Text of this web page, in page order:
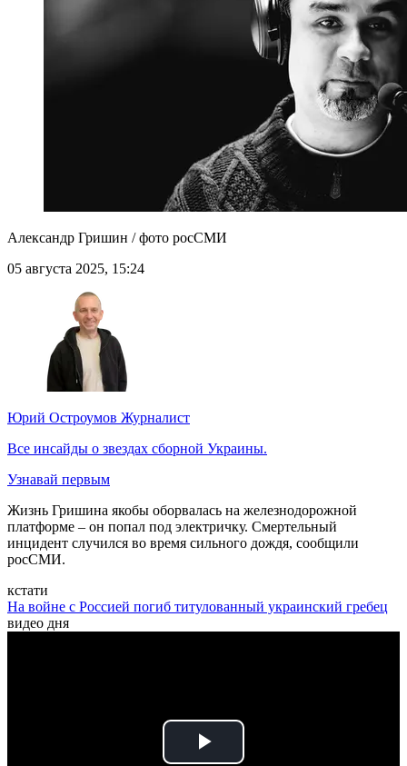
Александр Гришин / фото росСМИ
05 августа 2025, 15:24
Юрий Остроумов Журналист
Все инсайды о звездах сборной Украины.
Узнавай первым
Жизнь Гришина якобы оборвалась на железнодорожной
платформе – он попал под электричку. Смертельный
инцидент случился во время сильного дождя, сообщили
росСМИ.
кстати
На войне с Россией погиб титулованный украинский гребец
видео дня